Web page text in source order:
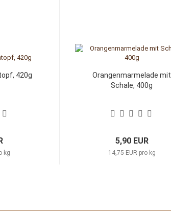
420g
kg
Orangenmarmelade mit
Schale, 400g
5,90 EUR
14,75 EUR pro kg